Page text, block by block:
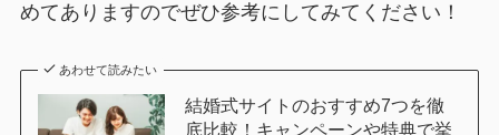
めてありますのでぜひ参考にしてみてください！
あわせて読みたい
結婚式サイトのおすすめ7つを徹
底比較！キャンペーンや特典で挙